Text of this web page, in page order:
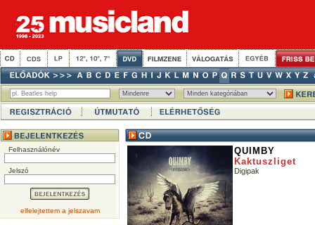
Felhasználónév
Jelszó
elfelejtettem a jelszavam
QUIMBY
Kaktuszliget
Digipak